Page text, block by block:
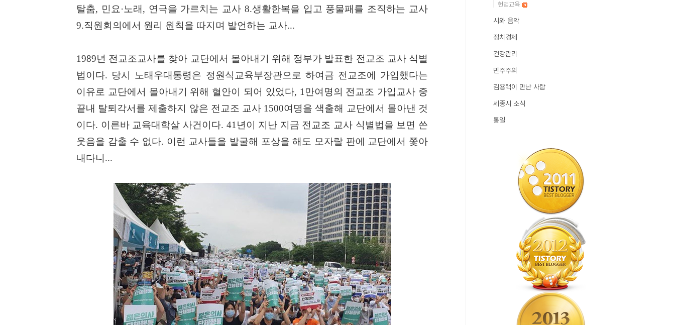
탈춤, 민요·노래 , 연극을 가르치는 교사 8.생활한복을 입고 풍물패를 조직하는 교사
9.직원회의에서 원리 원칙을 따지며 발언하는 교사...
1989년 전교조교사를 찾아 교단에서 몰아내기 위해 정부가 발표한 전교조 교사 식별
법이다. 당시 노태우대통령은 정원식교육부장관으로 하여금 전교조에 가입했다는
이유로 교단에서 몰아내기 위해 혈안이 되어 있었다, 1만여명의 전교조 가입교사 중
끝내 탈퇴각서를 제출하지 않은 전교조 교사 1500여명을 색출해 교단에서 몰아낸 것
이다. 이른바 교육대학살 사건이다. 41년이 지난 지금 전교조 교사 식별법을 보면 쓴
웃음을 감출 수 없다. 이런 교사들을 발굴해 포상을 해도 모자랄 판에 교단에서 쫓아
내다니 ...
헌법교육
시와 음악
정치경제
건강관리
민주주의
김용택이 만난 사람
세종시 소식
통일